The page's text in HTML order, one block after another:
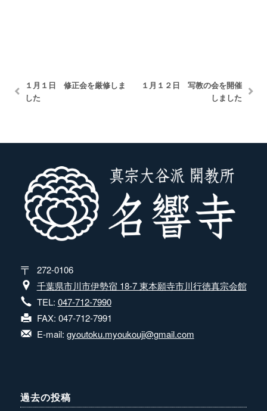
１月１日 修正会を厳修しま
した
１月１２日 写教の会を開催
しました
272-0106
千葉県市川市伊勢宿 18-7 東本願寺市川行徳真宗会館
TEL: 047-712-7990
FAX: 047-712-7991
E-mail: gyoutoku.myoukouji@gmail.com
過去の投稿